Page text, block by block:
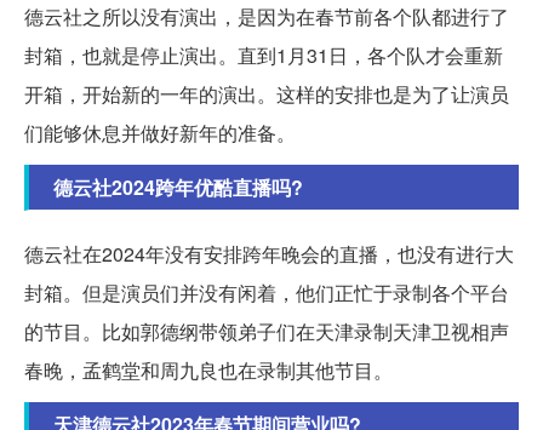
德云社之所以没有演出，是因为在春节前各个队都进行了
封箱，也就是停止演出。直到1月31日，各个队才会重新
开箱，开始新的一年的演出。这样的安排也是为了让演员
们能够休息并做好新年的准备。
德云社2024跨年优酷直播吗?
德云社在2024年没有安排跨年晚会的直播，也没有进行大
封箱。但是演员们并没有闲着，他们正忙于录制各个平台
的节目。比如郭德纲带领弟子们在天津录制天津卫视相声
春晚，孟鹤堂和周九良也在录制其他节目。
天津德云社2023年春节期间营业吗?